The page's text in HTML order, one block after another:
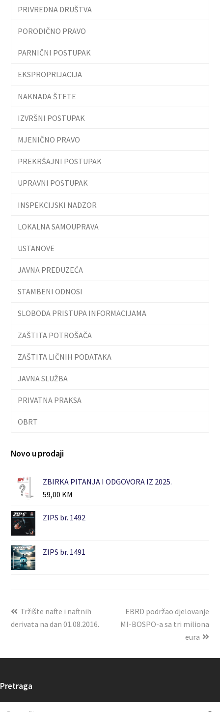
PRIVREDNA DRUŠTVA
PORODIČNO PRAVO
PARNIČNI POSTUPAK
EKSPROPRIJACIJA
NAKNADA ŠTETE
IZVRŠNI POSTUPAK
MJENIČNO PRAVO
PREKRŠAJNI POSTUPAK
UPRAVNI POSTUPAK
INSPEKCIJSKI NADZOR
LOKALNA SAMOUPRAVA
USTANOVE
JAVNA PREDUZEĆA
STAMBENI ODNOSI
SLOBODA PRISTUPA INFORMACIJAMA
ZAŠTITA POTROŠAČA
ZAŠTITA LIČNIH PODATAKA
JAVNA SLUŽBA
PRIVATNA PRAKSA
OBRT
Novo u prodaji
ZBIRKA PITANJA I ODGOVORA IZ 2025.
59,00 KM
ZIPS br. 1492
ZIPS br. 1491
Tržište nafte i naftnih
derivata na dan 01.08.2016.
EBRD podržao djelovanje
MI-BOSPO-a sa tri miliona
eura
Pretraga